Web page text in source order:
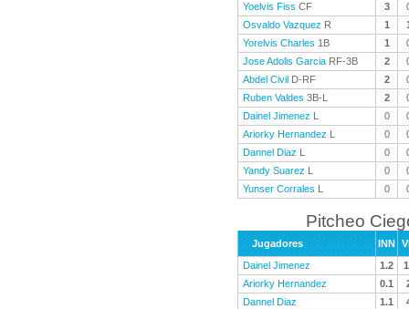
Yoelvis Fiss CF 3
Osvaldo Vazquez R 1
Yorelvis Charles 1B 1
Jose Adolis Garcia RF-3B 2
Abdel Civil D-RF 2
Ruben Valdes 3B-L 2
Dainel Jimenez L 0
Ariorky Hernandez L 0
Dannel Diaz L 0
Yandy Suarez L 0
Yunser Corrales L 0
Pitcheo
Jugadores INN
Dainel Jimenez
1.2
Ariorky Hernandez
0.1
Dannel Diaz
1.1